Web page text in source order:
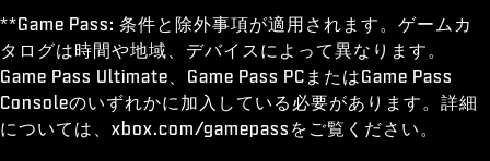
**Game Pass: 条件と除外事項が適用されます。ゲームカ
タログは時間や地域、デバイスによって異なります。
Game Pass Ultimate、Game Pass PCまたはGame Pass
Consoleのいずれかに加入している必要があります。詳細
については、xbox.com/gamepassをご覧ください。